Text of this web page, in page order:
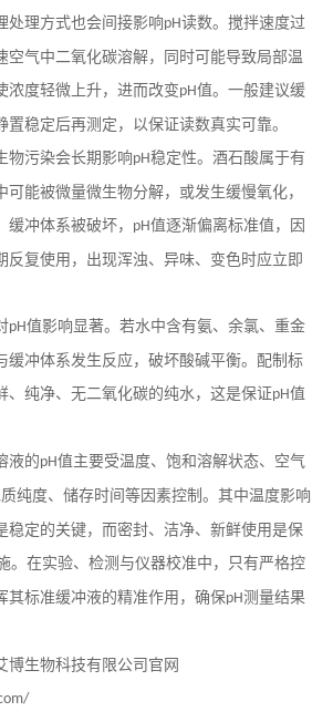
处理方式也会间接影响pH读数。搅拌速度过
空气中二氧化碳溶解，同时可能导致局部温
浓度轻微上升，进而改变pH值。一般建议缓
稳定后再测定，以保证读数真实可靠。
物污染会长期影响pH稳定性。酒石酸属于有
能被微量微生物分解，或发生缓慢氧化，
冲体系被破坏， pH值逐渐偏离标准值，因
反复使用，出现浑浊、异味、变色时应立即
pH值影响显著。若水中含有氨、余氯、重金
缓冲体系发生反应，破坏酸碱平衡。配制标
、纯净、无二氧化碳的纯水，这是保证pH值
液的pH值主要受温度、饱和溶解状态、空气
纯度、储存时间等因素控制。其中温度影响
稳定的关键，而密封、洁净、新鲜使用是保
。在实验、检测与仪器校准中，只有严格控
其标准缓冲液的精准作用，确保pH测量结果
博生物科技有限公司官网